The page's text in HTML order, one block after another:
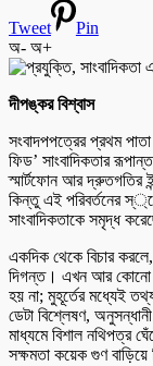
Tweet
Pin
অ- অ+
দীপঙ্কর বিশ্বাস
সংবাদপপত্রের প্রথম
ফিড’ সাংবাদিকতার
স্মার্টফোন আর দ্রুতগতির
কিন্তু এই পরিবর্তনের
সাংবাদিকতাকে সমৃদ্ধ
একদিক থেকে বিচার
দিগন্ত। এখন আর কোনো
হয় না; মুহূর্তের মধ্যেই
ডেটা বিশ্লেষণ,
মাধ্যমে বিশাল নথিপত্র
সক্ষমতা কয়েক গুণ বাড়িয়ে